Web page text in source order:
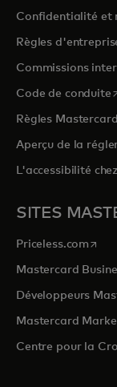
Confidentialité et
Règles
Commissions
Code de conduite
Règles
Aperçu de la
L'accessibilité
SITES
Priceless.com
Mastercard
Développeurs
Mastercard
Centre pour la